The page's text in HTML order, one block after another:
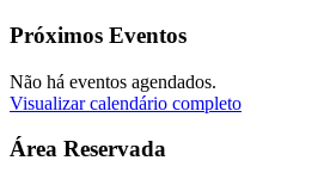
Próximos Eventos
Não há eventos agendados.
Visualizar calendário completo
Área Reservada